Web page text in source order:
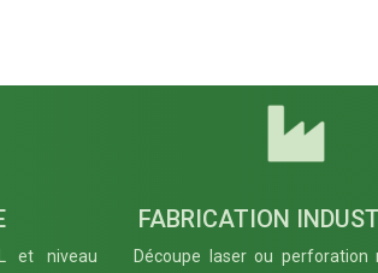
et niveau
FABRICATION
Découpe laser ou perforation